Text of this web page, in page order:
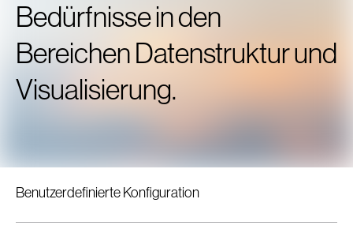
Bedürfnisse in den
Bereichen Datenstruktur und
Visualisierung.
Benutzerdefinierte Konfiguration